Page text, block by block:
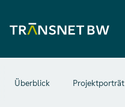
Überblick Projektporträt